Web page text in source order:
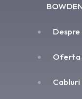
Despre
Oferta
Cabluri